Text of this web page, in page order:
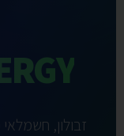
זבולון,